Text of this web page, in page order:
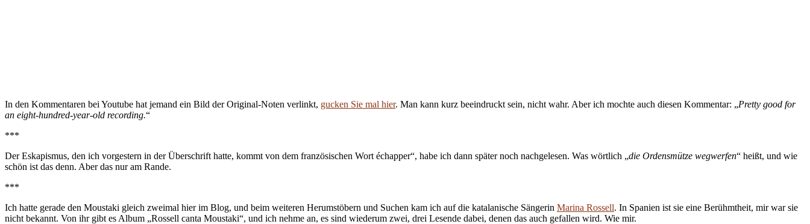
In den Kommentaren bei Youtube hat jemand ein Bild der Original-Noten verlinkt, gucken Sie mal hier. Man kann kurz beeindruckt sein, nicht wahr. Aber ich mochte auch diesen Kommentar: „Pretty good for
an eight-hundred-year-old recording.“
***
Der Eskapismus, den ich vorgestern in der Überschrift hatte, kommt von dem französischen Wort échapper“, habe ich dann später noch nachgelesen. Was wörtlich „die Ordensmütze wegwerfen“ heißt, und wie
schön ist das denn. Aber das nur am Rande.
***
Ich hatte gerade den Moustaki gleich zweimal hier im Blog, und beim weiteren Herumstöbern und Suchen kam ich auf die katalanische Sängerin Marina Rossell. In Spanien ist sie eine Berühmtheit, mir war sie
nicht bekannt. Von ihr gibt es Album „Rossell canta Moustaki“, und ich nehme an, es sind wiederum zwei, drei Lesende dabei, denen das auch gefallen wird. Wie mir.